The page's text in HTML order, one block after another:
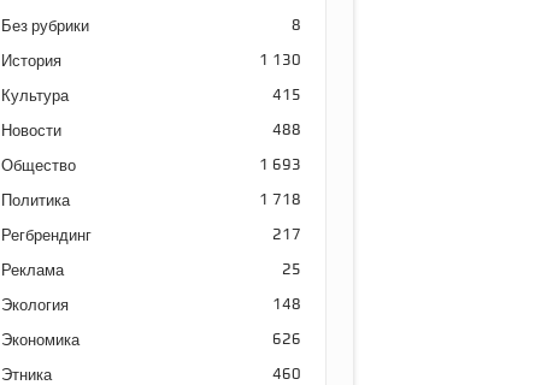
Без рубрики 8
История 1 130
Культура 415
Новости 488
Общество 1 693
Политика 1 718
Регбрендинг 217
Реклама 25
Экология 148
Экономика 626
Этника 460